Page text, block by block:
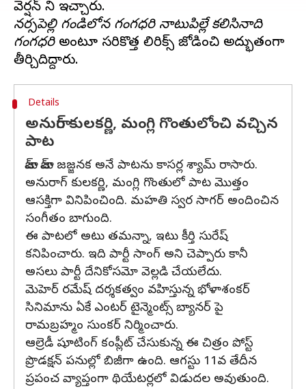
నర్సపెల్లి గండిలోన గంగధరి నాటుపిల్లే కలిసినాది
గంగధరిఅంటూ సరికొత్త లిరిక్స్ జోడించి అద్భుతంగా
Details
అనురాగ్ కులకర్ణి, మంగ్లి గొంతులోంచి వచ్చిన
పాట
జామ్ జామ్ జజ్జనక అనే పాటను కాసర్ల శ్యామ్ రాసారు.
అనురాగ్ కులకర్ణి, మంగ్లి గొంతులో పాట మొత్తం
ఆసక్తిగా వినిపించింది. మహతి స్వర సాగర్ అందించిన
సంగీతం బాగుంది.
ఈ పాటలో అటు తమన్నా, ఇటు కీర్తి సురేష్
కనిపించారు. ఇది పార్టీ సాంగ్ అని చెప్పారు కానీ
అసలు పార్టీ దేనికోసమో వెల్లడి చేయలేదు.
మెహెర్ రమేష్ దర్శకత్వం వహిస్తున్న భోళాశంకర్
సినిమాను ఏకే ఎంటర్ టైన్మెంట్స్ బ్యానర్ పై
రామబ్రహ్మం సుంకర్ నిర్మించారు.
ఆల్రెడీ షూటింగ్ కంప్లీట్ చేసుకున్న ఈ చిత్రం పోస్ట్
ప్రొడక్షన్ పనుల్లో బిజీగా ఉంది. ఆగస్టు 11వ తేదీన
ప్రపంచ వ్యాప్తంగా థియేటర్లలో విడుదల అవుతుంది.